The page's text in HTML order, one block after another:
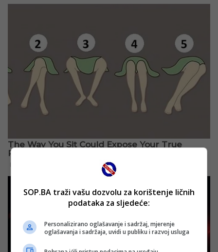
SOP.BA traži vašu dozvolu za korištenje ličnih
podataka za sljedeće:
Personalizirano oglašavanje i sadržaj, mjerenje
oglašavanja i sadržaja, uvidi u publiku i razvoj usluga